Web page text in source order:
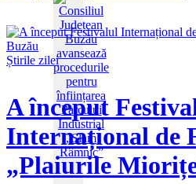
Știrile zilei
A început
Internațional de
„Plaiurile